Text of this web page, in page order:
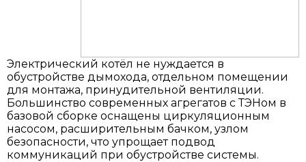
Электрический котёл не нуждается в
обустройстве дымохода, отдельном помещении
для монтажа, принудительной вентиляции.
Большинство современных агрегатов с ТЭНом в
базовой сборке оснащены циркуляционным
насосом, расширительным бачком, узлом
безопасности, что упрощает подвод
коммуникаций при обустройстве системы.